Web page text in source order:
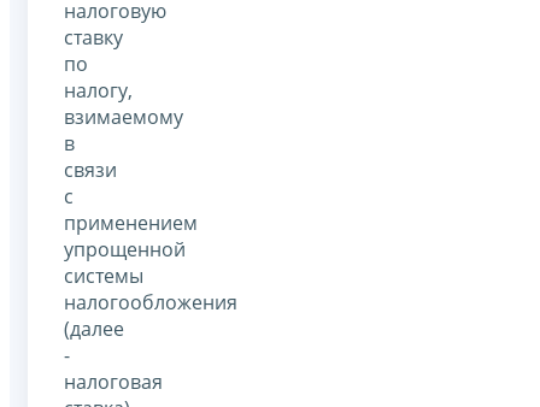
налоговую
ставку
по
налогу,
взимаемому
в
связи
с
применением
упрощенной
системы
налогообложения
(далее
-
налоговая